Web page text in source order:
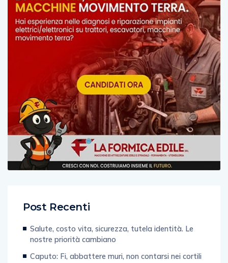
Post Recenti
Salute, costo vita, sicurezza, tutela identità. Le
nostre priorità cambiano
Caputo: Fi, abbattere muri, non contarsi nei cortili